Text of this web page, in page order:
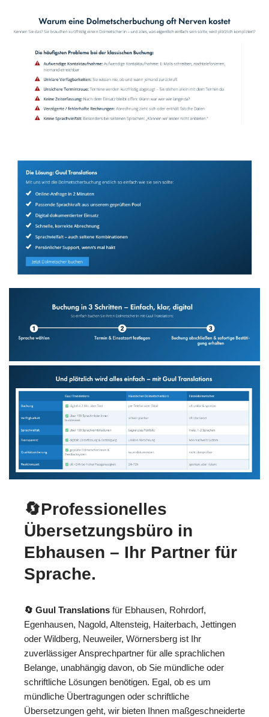
🔄Professionelles
Übersetzungsbüro in
Ebhausen – Ihr Partner für
Sprache.
🔄 Guul Translations für Ebhausen, Rohrdorf,
Egenhausen, Nagold, Altensteig, Haiterbach, Jettingen
oder Wildberg, Neuweiler, Wörnersberg ist Ihr
zuverlässiger Ansprechpartner für alle sprachlichen
Belange, unabhängig davon, ob Sie mündliche oder
schriftliche Lösungen benötigen. Egal, ob es um
mündliche Übertragungen oder schriftliche
Übersetzungen geht, wir bieten Ihnen maßgeschneiderte